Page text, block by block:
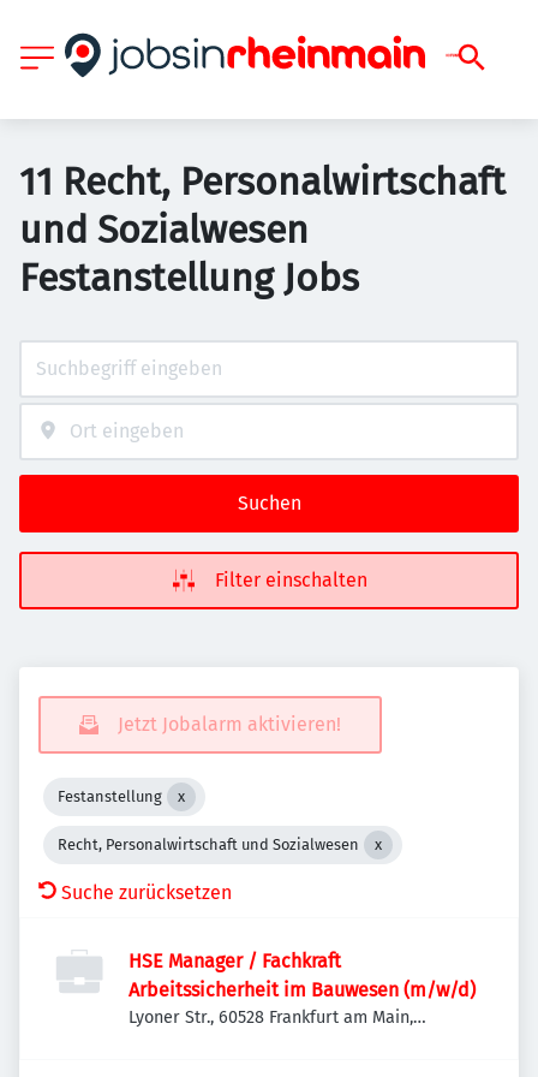
11 Recht, Personalwirtschaft
und Sozialwesen
Festanstellung Jobs
Suchen
Filter einschalten
Jetzt Jobalarm aktivieren!
Festanstellung
Recht, Personalwirtschaft und Sozialwesen
Suche zurücksetzen
HSE Manager / Fachkraft
Arbeitssicherheit im Bauwesen (m/w/d)
Lyoner Str., 60528 Frankfurt am Main,